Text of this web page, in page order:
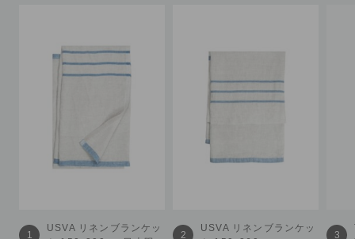
1
USVA リネンブランケッ
2
USVA リネンブランケッ
3